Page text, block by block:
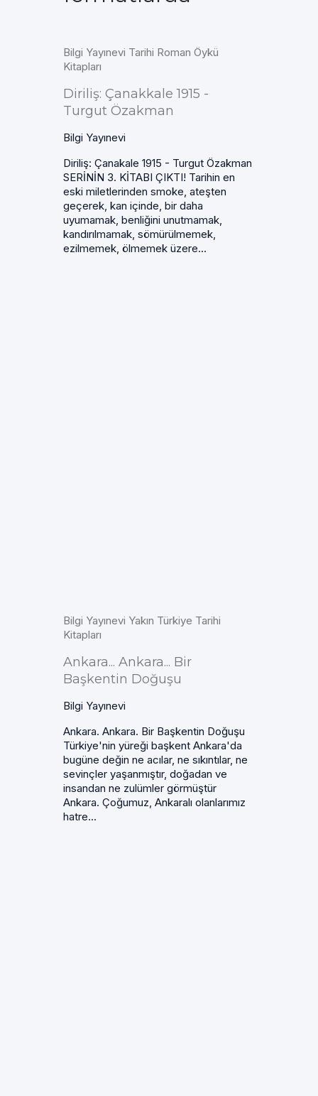
Bilgi Yayınevi Tarihi Roman Öykü
Kitapları
Diriliş: Çanakkale 1915 -
Turgut Özakman
Bilgi Yayınevi
Diriliş: Çanakale 1915 - Turgut Özakman
SERİNİN 3. KİTABI ÇIKTI! Tarihin en
eski miletlerinden smoke, ateşten
geçerek, kan içinde, bir daha
uyumamak, benliğini unutmamak,
kandırılmamak, sömürülmemek,
ezilmemek, ölmemek üzere...
Bilgi Yayınevi Yakın Türkiye Tarihi
Kitapları
Ankara... Ankara... Bir
Başkentin Doğuşu
Bilgi Yayınevi
Ankara. Ankara. Bir Başkentin Doğuşu
Türkiye'nin yüreği başkent Ankara'da
bugüne değin ne acılar, ne sıkıntılar, ne
sevinçler yaşanmıştır, doğadan ve
insandan ne zulümler görmüştür
Ankara. Çoğumuz, Ankaralı olanlarımız
hatre...